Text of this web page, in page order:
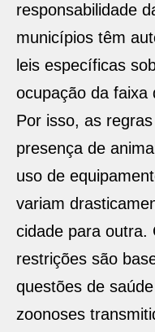
responsabilidade
municípios têm
leis específicas
ocupação da faixa
Por isso, as
presença de
uso de
variam
cidade para outra.
restrições são
questões de
zoonoses